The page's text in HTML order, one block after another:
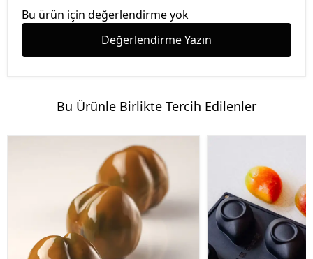
Bu ürün için değerlendirme yok
Değerlendirme Yazın
Bu Ürünle Birlikte Tercih Edilenler